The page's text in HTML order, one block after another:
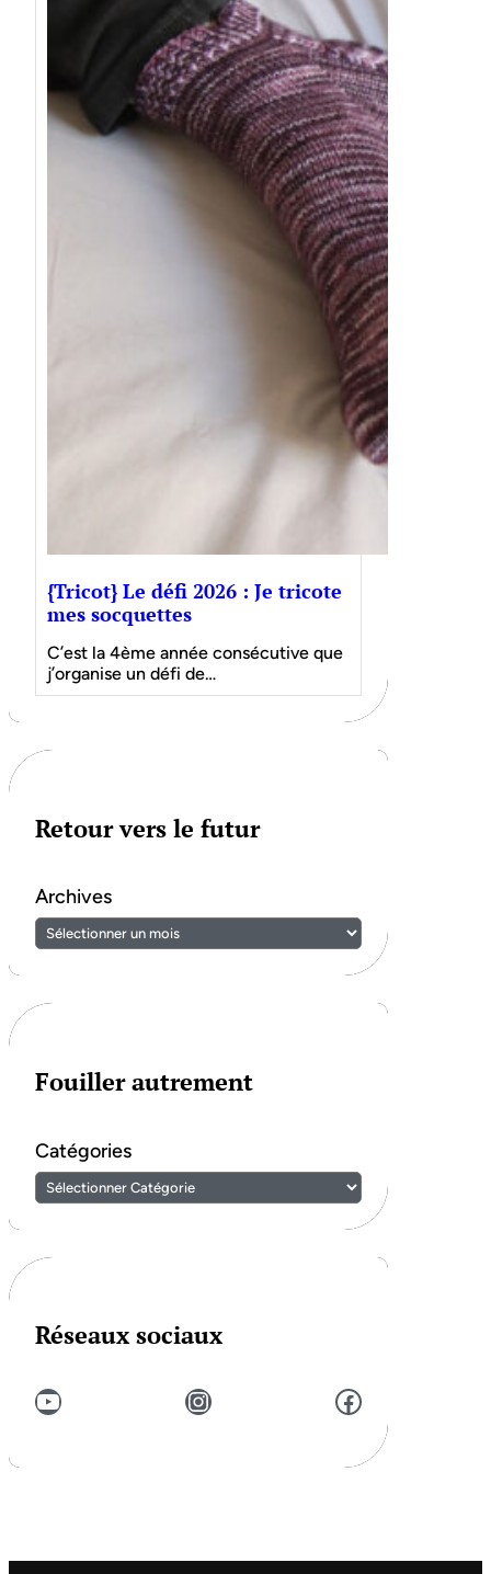
{Tricot} Le défi 2026 : Je tricote
mes socquettes
C’est la 4ème année consécutive que
j’organise un défi de…
Retour vers le futur
Archives
Fouiller autrement
Catégories
Réseaux sociaux
YouTube Instagram Facebook